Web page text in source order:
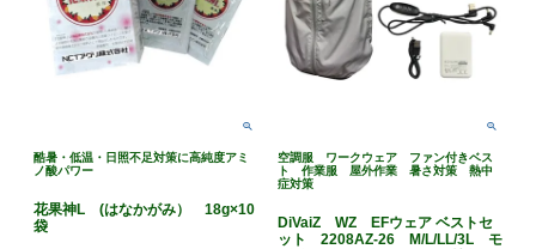
酷暑・低温・日照不足対策に高純度アミ
ノ酸パワー
花果神L (はなかがみ） 18g×10
袋
空調服 ワークウェア ファン付きベス
ト 作業服 屋外作業 暑さ対策 熱中
症対策
DiVaiZ WZ EFウェア ベストセ
ット 2208AZ-26 M/L/LL/3L モ